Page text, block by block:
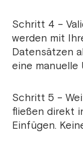
Schritt 4 –
werden mit
Datensätzen
eine manuelle
Schritt 5 –
fließen direkt
Einfügen.